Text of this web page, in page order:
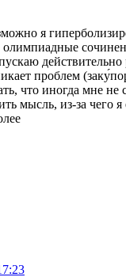
я
действительно
проблем
что иногда мне не
мысль, из-за чего